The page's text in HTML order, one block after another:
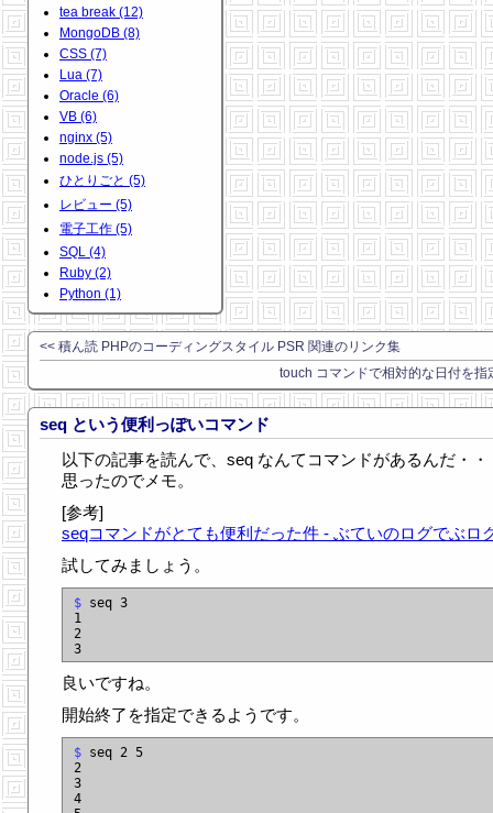
tea break (12)
MongoDB (8)
CSS (7)
Lua (7)
Oracle (6)
VB (6)
nginx (5)
node.js (5)
ひとりごと (5)
レビュー (5)
電子工作 (5)
SQL (4)
Ruby (2)
Python (1)
<< 積ん読 PHPのコーディングスタイル PSR 関連のリンク集
touch コマンドで相対的な日付を指
seq という便利っぽいコマンド
以下の記事を読んで、seq なんてコマンドがあるんだ・・
思ったのでメモ。
[参考]
seqコマンドがとても便利だった件 - ぶていのログでぶロ
試してみましょう。
$ seq 3
1
2
良いですね。
開始終了を指定できるようです。
$ seq 2 5
2
3
4